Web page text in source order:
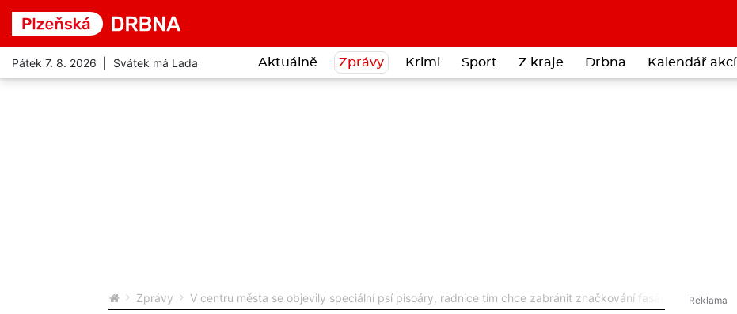
Pátek 7. 8. 2026 | Svátek má Lada Aktuálně Zprávy Krimi Sport Z kraje Drbna Kalendář akcí
Zprávy V centru města se objevily speciální psí pisoáry, radnice tím chce zabránit značkování fasád a stromů